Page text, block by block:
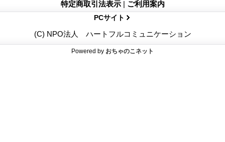
特定商取引法表示 | ご利用案内
PCサイト
(C) NPO法人 ハートフルコミュニケーション
Powered by おちゃのこネット